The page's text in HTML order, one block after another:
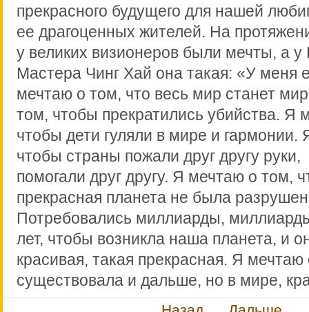
прекрасного будущего для нашей
ее драгоценных жителей. На
у великих визионеров были мечты, а
Мастера Чинг Хай она такая: «У меня
мечтаю о том, что весь мир станет
том, чтобы прекратились убийства. Я
чтобы дети гуляли в мире и
чтобы страны пожали друг другу
помогали друг другу. Я мечтаю о том,
прекрасная планета не была
Потребовались миллиарды,
лет, чтобы возникла наша планета, и
красивая, такая прекрасная. Я
существовала и дальше, но в мире,